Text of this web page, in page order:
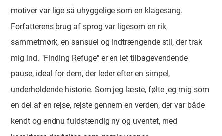
motiver var lige så uhyggelige som en klagesang.
Forfatterens brug af sprog var ligesom en rik,
sammetmørk, en sansuel og indtrængende stil, der trak
mig ind. "Finding Refuge" er en let tilbagevendende
pause, ideal for dem, der leder efter en simpel,
underholdende historie. Som jeg læste, følte jeg mig som
en del af en rejse, rejste gennem en verden, der var både
kendt og endnu fuldstændig ny og uventet, med